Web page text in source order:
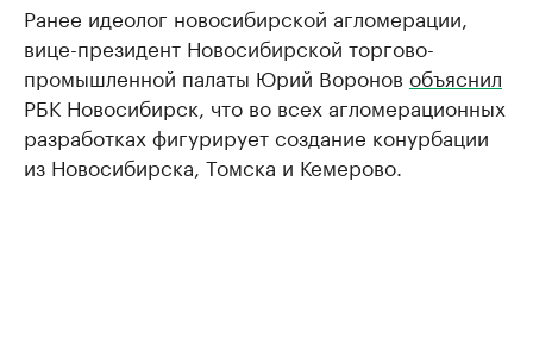
Ранее идеолог новосибирской агломерации,
вице-президент Новосибирской торгово-
промышленной палаты Юрий Воронов объяснил
РБК Новосибирск, что во всех агломерационных
разработках фигурирует создание конурбации
из Новосибирска, Томска и Кемерово.